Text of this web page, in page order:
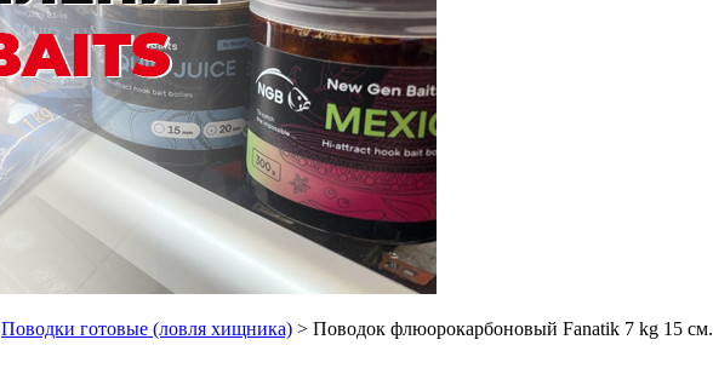
Поводки готовые (ловля хищника) > Поводок флюорокарбоновый Fanatik 7 kg 15 см.